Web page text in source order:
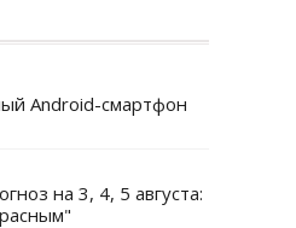
Android-смартфон
на 3, 4, 5 августа: